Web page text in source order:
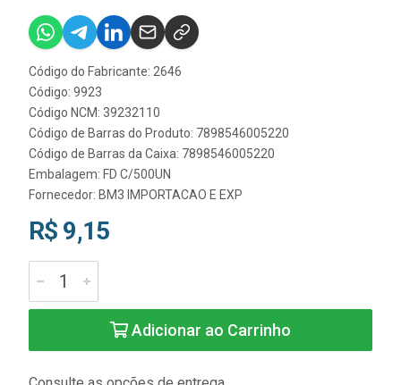
Código do Fabricante: 2646
Código: 9923
Código NCM: 39232110
Código de Barras do Produto: 7898546005220
Código de Barras da Caixa: 7898546005220
Embalagem: FD C/500UN
Fornecedor: BM3 IMPORTACAO E EXP
R$ 9,15
Adicionar ao Carrinho